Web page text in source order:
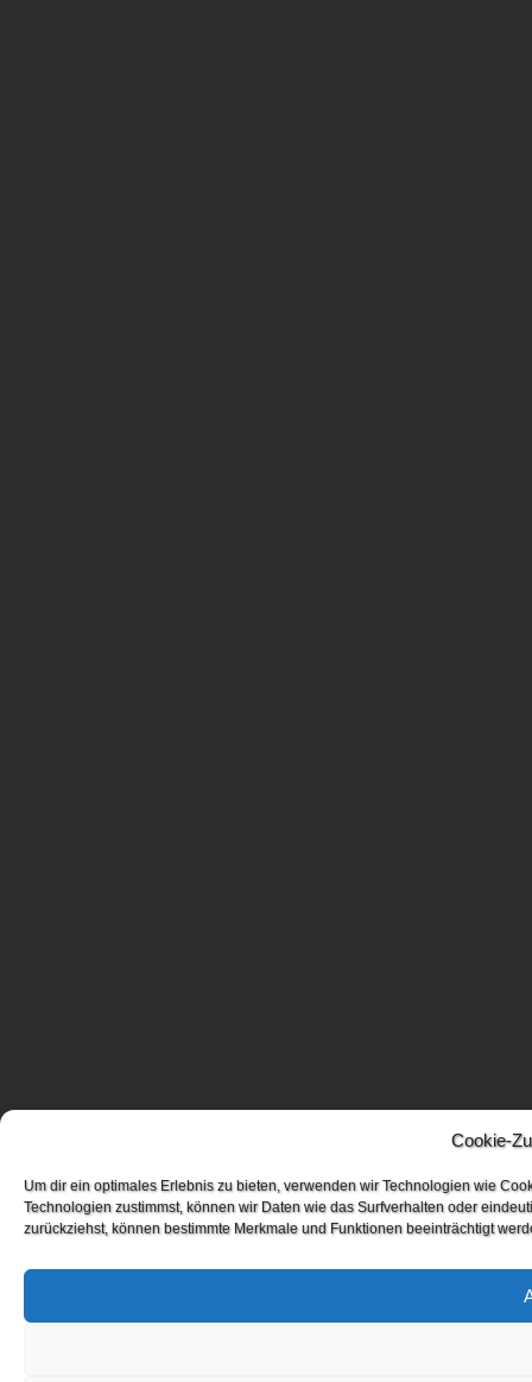
Cookie-
Um dir ein optimales Erlebnis zu bieten, verwenden wir Technologien wie
Technologien zustimmst, können wir Daten wie das Surfverhalten oder
zurückziehst, können bestimmte Merkmale und Funktionen beeinträchtigt